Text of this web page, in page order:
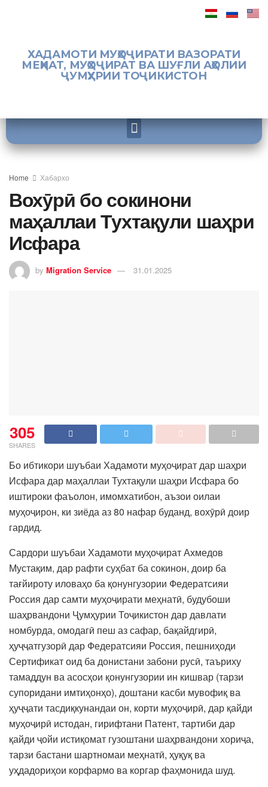
ХАДАМОТИ МУҲОҶИРАТИ ВАЗОРАТИ
МЕҲНАТ, МУҲОҶИРАТ ВА ШУҒЛИ АҲОЛИИ
ҶУМҲУРИИ ТОҶИКИСТОН
Home Хабархо
Вохӯрӣ бо сокинони
маҳаллаи Тухтақули шаҳри
Исфара
by Migration Service 31.01.2025
305
SHARES
Бо ибтикори шуъбаи Хадамоти муҳоҷират дар шаҳри
Исфара дар маҳаллаи Тухтақули шаҳри Исфара бо
иштироки фаъолон, имомхатибон, аъзои оилаи
муҳоҷирон, ки зиёда аз 80 нафар буданд, вохӯрӣ доир
гардид.
Сардори шуъбаи Хадамоти муҳоҷират Ахмедов
Мустақим, дар рафти суҳбат ба сокинон, доир ба
тағйироту иловаҳо ба қонунгузории Федератсияи
Россия дар самти муҳоҷирати меҳнатӣ, будубоши
шаҳрвандони Ҷумҳурии Тоҷикистон дар давлати
номбурда, омодагӣ пеш аз сафар, бақайдгирӣ,
ҳуҷҷатгузорӣ дар Федератсияи Россия, пешниҳоди
Сертификат оид ба донистани забони русӣ, таъриху
тамаддун ва асосҳои қонунгузории ин кишвар (тарзи
супоридани имтиҳонҳо), доштани касби мувофиқ ва
ҳуҷҷати тасдиқкунандаи он, корти муҳоҷирӣ, дар қайди
муҳоҷирӣ истодан, гирифтани Патент, тартиби дар
қайди ҷойи истиқомат гузоштани шаҳрвандони хориҷа,
тарзи бастани шартномаи меҳнатӣ, ҳуқуқ ва
уҳдадориҳои корфармо ва коргар фаҳмонида шуд.